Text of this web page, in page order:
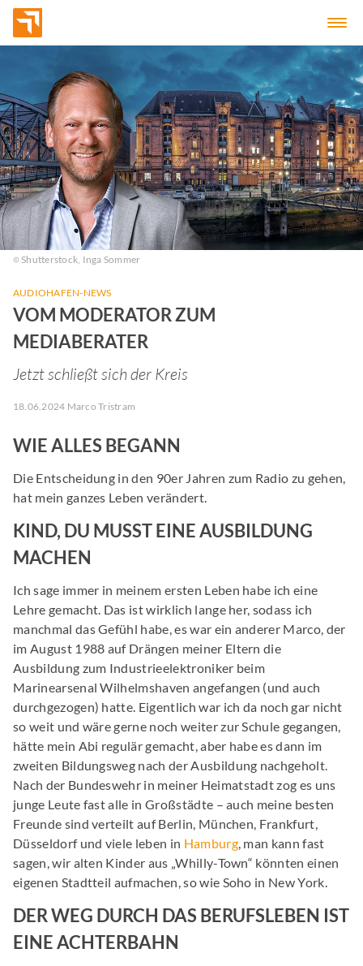
Shutterstock, Inga Sommer
AUDIOHAFEN-NEWS
VOM MODERATOR ZUM
MEDIABERATER
Jetzt schließt sich der Kreis
18.06.2024 Marco Tristram
WIE ALLES BEGANN
Die Entscheidung in den 90er Jahren zum Radio zu gehen,
hat mein ganzes Leben verändert.
KIND, DU MUSST EINE AUSBILDUNG
MACHEN
Ich sage immer in meinem ersten Leben habe ich eine
Lehre gemacht. Das ist wirklich lange her, sodass ich
manchmal das Gefühl habe, es war ein anderer Marco, der
im August 1988 auf Drängen meiner Eltern die
Ausbildung zum Industrieelektroniker beim
Marinearsenal Wilhelmshaven angefangen (und auch
durchgezogen) hatte. Eigentlich war ich da noch gar nicht
so weit und wäre gerne noch weiter zur Schule gegangen,
hätte mein Abi regulär gemacht, aber habe es dann im
zweiten Bildungsweg nach der Ausbildung nachgeholt.
Nach der Bundeswehr in meiner Heimatstadt zog es uns
junge Leute fast alle in Großstädte – auch meine besten
Freunde sind verteilt auf Berlin, München, Frankfurt,
Düsseldorf und viele leben in Hamburg, man kann fast
sagen, wir alten Kinder aus „Whilly-Town“ könnten einen
eigenen Stadtteil aufmachen, so wie Soho in New York.
DER WEG DURCH DAS BERUFSLEBEN IST
EINE ACHTERBAHN